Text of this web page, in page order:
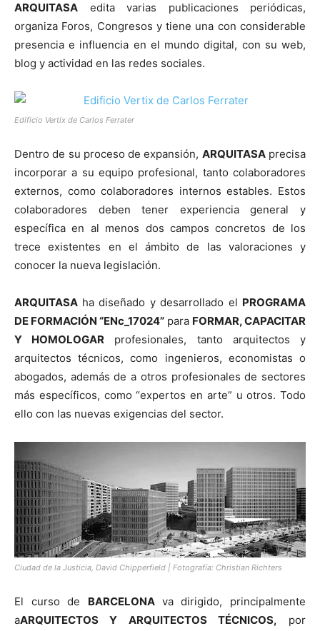
ARQUITASA edita varias publicaciones periódicas,
organiza Foros, Congresos y tiene una con considerable
presencia e influencia en el mundo digital, con su web,
blog y actividad en las redes sociales.
Edificio Vertix de Carlos Ferrater
Dentro de su proceso de expansión, ARQUITASAprecisa
incorporar a su equipo profesional, tanto colaboradores
externos, como colaboradores internos estables. Estos
colaboradores deben tener experiencia general y
específica en al menos dos campos concretos de los
trece existentes en el ámbito de las valoraciones y
conocer la nueva legislación.
ARQUITASA ha diseñado y desarrollado el PROGRAMA
DE FORMACIÓN “ENc_17024” para FORMAR, CAPACITAR
Y HOMOLOGAR profesionales, tanto arquitectos y
arquitectos técnicos, como ingenieros, economistas o
abogados, además de a otros profesionales de sectores
más específicos, como “expertos en arte” u otros. Todo
ello con las nuevas exigencias del sector.
Ciudad de la Justicia, David Chipperfield | Fotografía: Christian Richters
El curso de BARCELONA va dirigido, principalmente
aARQUITECTOS Y ARQUITECTOS TÉCNICOS, por